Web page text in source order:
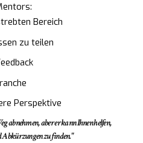
Bereich
zu teilen
Perspektive
abnehmen, aber er kann Ihnen helfen,
Abkürzungen zu finden."